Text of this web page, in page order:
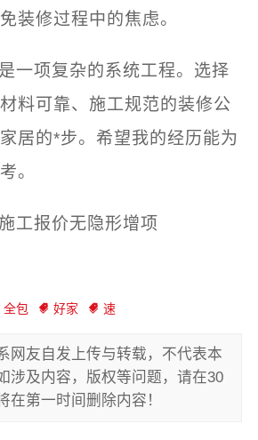
装修过程中的焦虑。
一项复杂的系统工程。选择
料可靠、施工规范的装修公
居的*步。希望我的经历能为
。
工报价无隐形增项
全包 好家 速
网友自发上传与转载，不代表本
涉及内容，版权等问题，请在30
在第一时间删除内容！